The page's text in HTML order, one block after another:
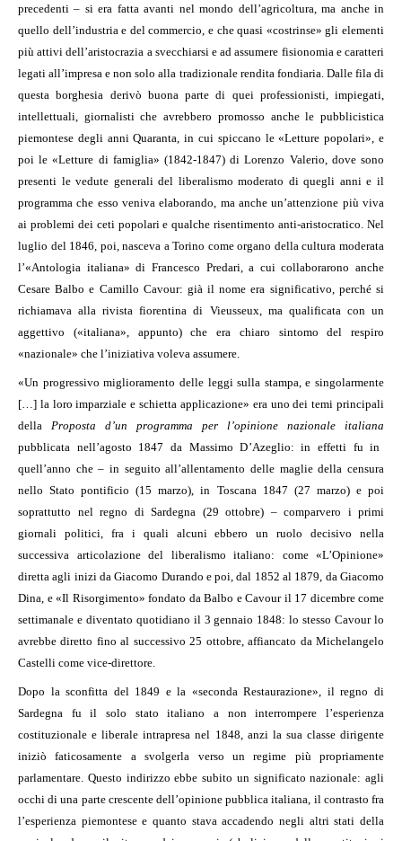
precedenti – si era fatta avanti nel mondo dell’agricoltura, ma anche in
quello dell’industria e del commercio, e che quasi «costrinse» gli elementi
più attivi dell’aristocrazia a svecchiarsi e ad assumere fisionomia e caratteri
legati all’impresa e non solo alla tradizionale rendita fondiaria. Dalle fila di
questa borghesia derivò buona parte di quei professionisti, impiegati,
intellettuali, giornalisti che avrebbero promosso anche le pubblicistica
piemontese degli anni Quaranta, in cui spiccano le «Letture popolari», e
poi le «Letture di famiglia» (1842-1847) di Lorenzo Valerio, dove sono
presenti le vedute generali del liberalismo moderato di quegli anni e il
programma che esso veniva elaborando, ma anche un’attenzione più viva
ai problemi dei ceti popolari e qualche risentimento anti-aristocratico. Nel
luglio del 1846, poi, nasceva a Torino come organo della cultura moderata
l’«Antologia italiana» di Francesco Predari, a cui collaborarono anche
Cesare Balbo e Camillo Cavour: già il nome era significativo, perché si
richiamava alla rivista fiorentina di Vieusseux, ma qualificata con un
aggettivo («italiana», appunto) che era chiaro sintomo del respiro
«nazionale» che l’iniziativa voleva assumere.
«Un progressivo miglioramento delle leggi sulla stampa, e singolarmente
[…] la loro imparziale e schietta applicazione» era uno dei temi principali
della Proposta d’un programma per l’opinione nazionale italiana
pubblicata nell’agosto 1847 da Massimo D’Azeglio: in effetti fu in
quell’anno che – in seguito all’allentamento delle maglie della censura
nello Stato pontificio (15 marzo), in Toscana 1847 (27 marzo) e poi
soprattutto nel regno di Sardegna (29 ottobre) – comparvero i primi
giornali politici, fra i quali alcuni ebbero un ruolo decisivo nella
successiva articolazione del liberalismo italiano: come «L’Opinione»
diretta agli inizi da Giacomo Durando e poi, dal 1852 al 1879, da Giacomo
Dina, e «Il Risorgimento» fondato da Balbo e Cavour il 17 dicembre come
settimanale e diventato quotidiano il 3 gennaio 1848: lo stesso Cavour lo
avrebbe diretto fino al successivo 25 ottobre, affiancato da Michelangelo
Castelli come vice-direttore.
Dopo la sconfitta del 1849 e la «seconda Restaurazione», il regno di
Sardegna fu il solo stato italiano a non interrompere l’esperienza
costituzionale e liberale intrapresa nel 1848, anzi la sua classe dirigente
iniziò faticosamente a svolgerla verso un regime più propriamente
parlamentare. Questo indirizzo ebbe subito un significato nazionale: agli
occhi di una parte crescente dell’opinione pubblica italiana, il contrasto fra
l’esperienza piemontese e quanto stava accadendo negli altri stati della